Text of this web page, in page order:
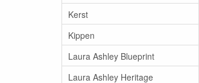
Kerst
Kippen
Laura Ashley Blueprint
Laura Ashley Heritage